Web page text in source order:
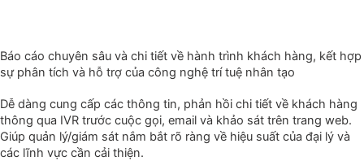
Báo cáo chuyên sâu và chi tiết về hành trình khách hàng, kết hợp
sự phân tích và hỗ trợ của công nghệ trí tuệ nhân tạo
Dễ dàng cung cấp các thông tin, phản hồi chi tiết về khách hàng
thông qua IVR trước cuộc gọi, email và khảo sát trên trang web.
Giúp quản lý/giám sát nắm bắt rõ ràng về hiệu suất của đại lý và
các lĩnh vực cần cải thiện.